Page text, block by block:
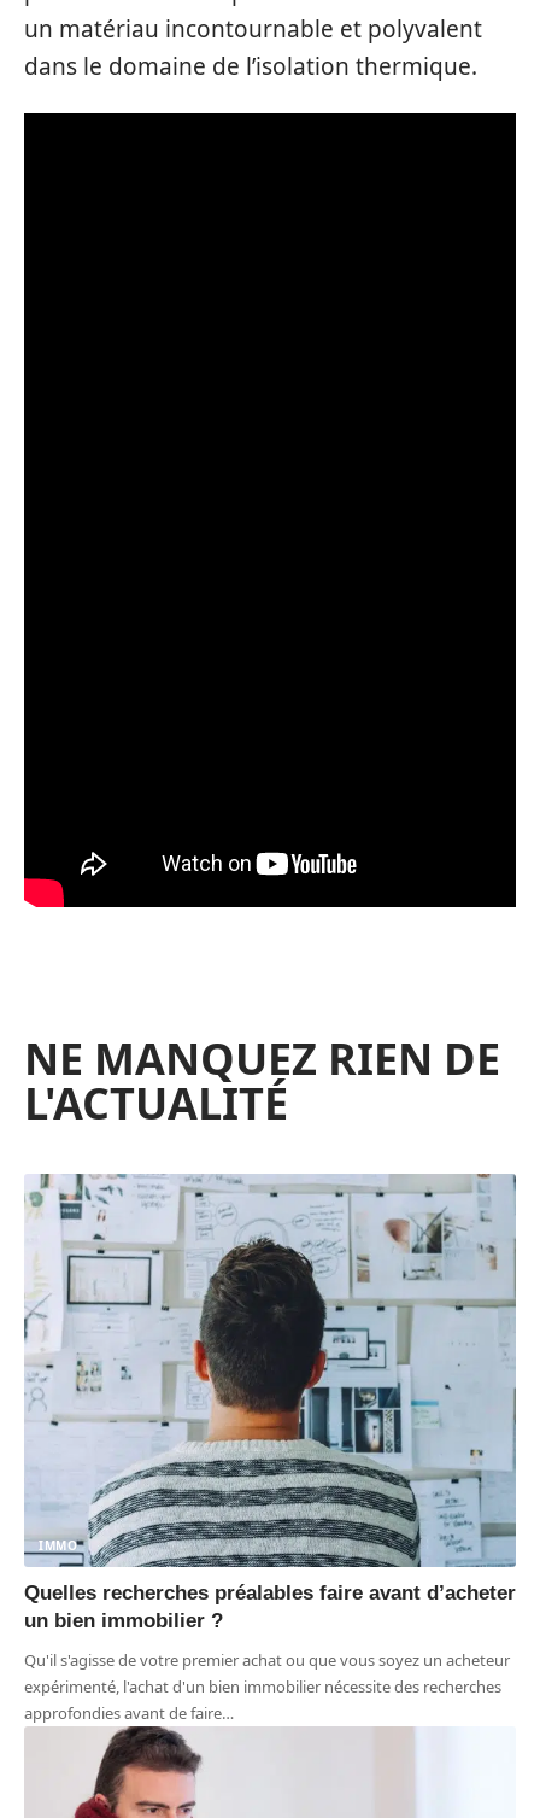
un matériau incontournable et polyvalent
dans le domaine de l’isolation thermique.
NE MANQUEZ RIEN DE
L'ACTUALITÉ
IMMO
Quelles recherches préalables faire avant d’acheter
un bien immobilier ?
Qu'il s'agisse de votre premier achat ou que vous soyez un acheteur
expérimenté, l'achat d'un bien immobilier nécessite des recherches
approfondies avant de faire…